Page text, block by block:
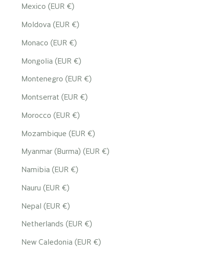
Mexico (EUR €)
Moldova (EUR €)
Monaco (EUR €)
Mongolia (EUR €)
Montenegro (EUR €)
Montserrat (EUR €)
Morocco (EUR €)
Mozambique (EUR €)
Myanmar (Burma) (EUR €)
Namibia (EUR €)
Nauru (EUR €)
Nepal (EUR €)
Netherlands (EUR €)
New Caledonia (EUR €)